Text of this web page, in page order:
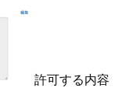
許可する内容